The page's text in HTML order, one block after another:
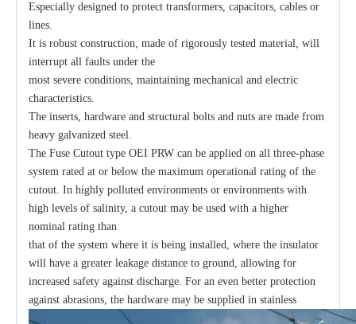
Especially designed to protect transformers, capacitors, cables or
lines.
It is robust construction, made of rigorously tested material, will
interrupt all faults under the
most severe conditions, maintaining mechanical and electric
characteristics.
The inserts, hardware and structural bolts and nuts are made from
heavy galvanized steel.
The Fuse Cutout type OEI PRW can be applied on all three-phase
system rated at or below the maximum operational rating of the
cutout. In highly polluted environments or environments with
high levels of salinity, a cutout may be used with a higher
nominal rating than
that of the system where it is being installed, where the insulator
will have a greater leakage distance to ground, allowing for
increased safety against discharge. For an even better protection
against abrasions, the hardware may be supplied in stainless